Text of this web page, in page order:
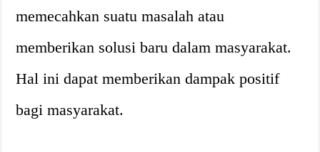
memecahkan suatu masalah atau
memberikan solusi baru dalam masyarakat.
Hal ini dapat memberikan dampak positif
bagi masyarakat.